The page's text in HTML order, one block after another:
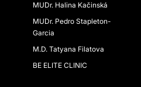
MUDr. Halina Kačinská
MUDr. Pedro Stapleton-
Garcia
M.D. Tatyana Filatova
BE ELITE CLINIC